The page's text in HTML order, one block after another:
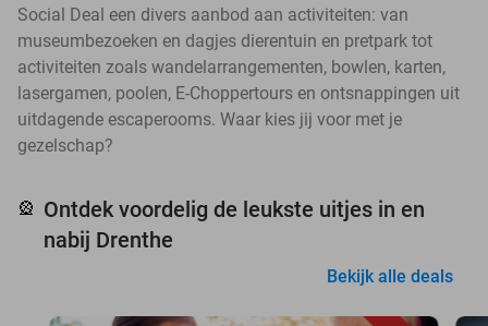
Social Deal een divers aanbod aan activiteiten: van
museumbezoeken en dagjes dierentuin en pretpark tot
activiteiten zoals wandelarrangementen, bowlen, karten,
lasergamen, poolen, E-Choppertours en ontsnappingen uit
uitdagende escaperooms. Waar kies jij voor met je
gezelschap?
🎡 Ontdek voordelig de leukste uitjes in en
nabij Drenthe
Bekijk alle deals